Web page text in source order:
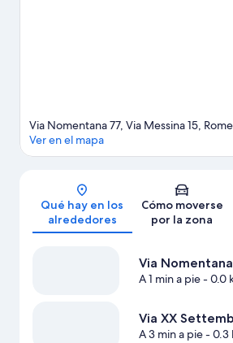
Mapa
Via Nomentana 77, Via Messina 15,
Ver en el mapa
Qué hay en los
alrededores
Cómo moverse
por la zona
Via Nomentana
A 1 min a pie- 0.0
Via XX
A 3 min a pie- 0.3